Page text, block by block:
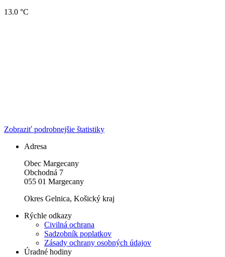
13.0 °C
Zobraziť podrobnejšie štatistiky
Adresa
Obec Margecany
Obchodná 7
055 01 Margecany
Okres Gelnica, Košický kraj
Rýchle odkazy
Civilná ochrana
Sadzobník poplatkov
Zásady ochrany osobných údajov
Úradné hodiny